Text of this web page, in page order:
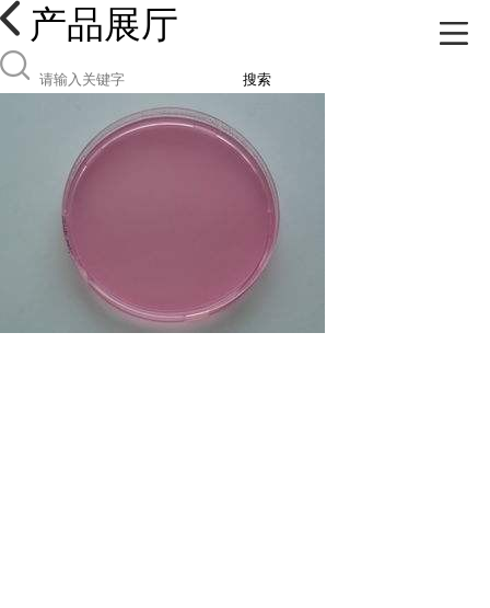
产品展厅
搜索